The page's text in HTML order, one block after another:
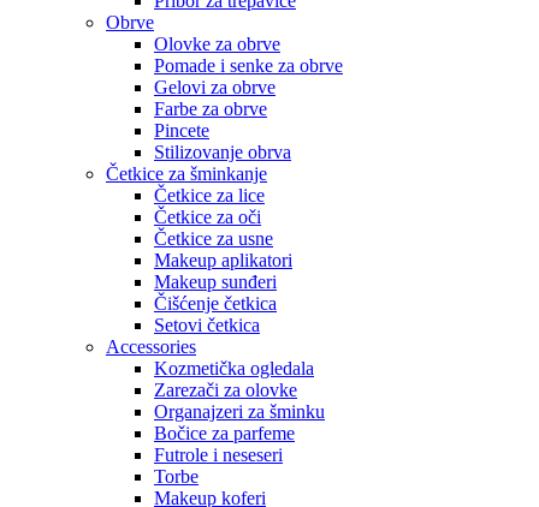
Obrve
Olovke za obrve
Pomade i senke za obrve
Gelovi za obrve
Farbe za obrve
Pincete
Stilizovanje obrva
Četkice za šminkanje
Četkice za lice
Četkice za oči
Četkice za usne
Makeup aplikatori
Makeup sunđeri
Čišćenje četkica
Setovi četkica
Accessories
Kozmetička ogledala
Zarezači za olovke
Organajzeri za šminku
Bočice za parfeme
Futrole i neseseri
Torbe
Makeup koferi